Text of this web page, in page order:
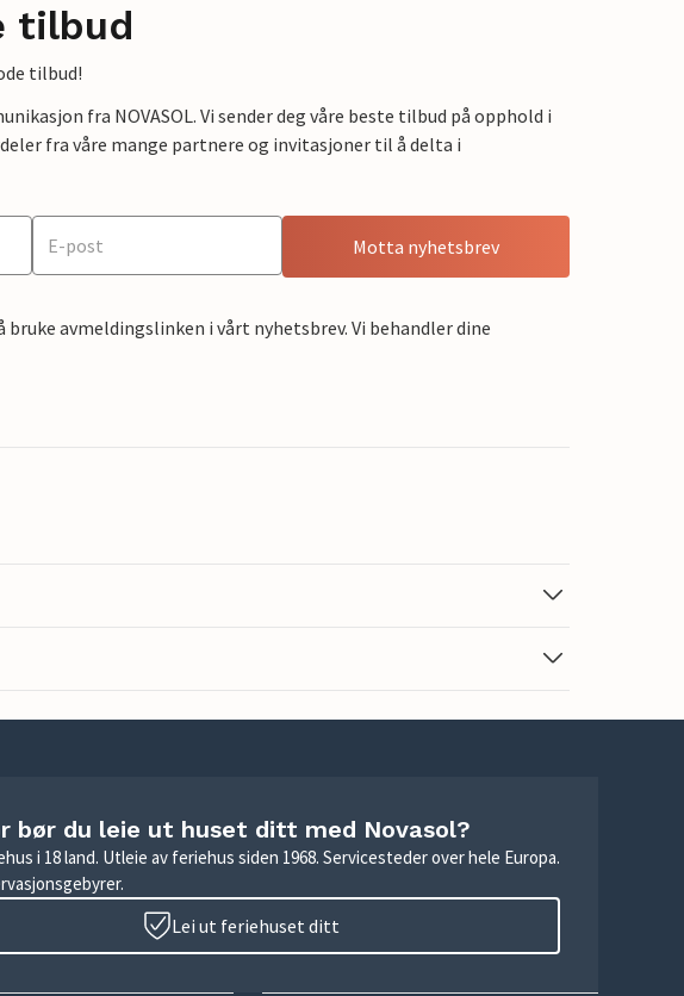
tilbud
tilbud!
fra NOVASOL. Vi sender deg våre beste tilbud på opphold i
fra våre mange partnere og invitasjoner til å delta i
Motta nyhetsbrev
avmeldingslinken i vårt nyhetsbrev. Vi behandler dine
bør du leie ut huset ditt med Novasol?
i 18 land. Utleie av feriehus siden 1968. Servicesteder over hele Europa.
Lei ut feriehuset ditt